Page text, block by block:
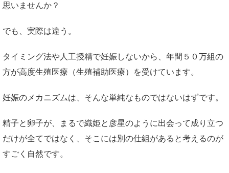
思いませんか？
でも、実際は違う。
タイミング法や人工授精で妊娠しないから、年間５０万組の
方が高度生殖医療（生殖補助医療）を受けています。
妊娠のメカニズムは、そんな単純なものではないはずです。
精子と卵子が、まるで織姫と彦星のように出会って成り立つ
だけが全てではなく、そこには別の仕組があると考えるのが
すごく自然です。